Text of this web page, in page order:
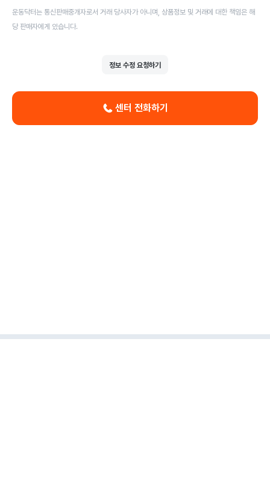
운동닥터는 통신판매중개자로서 거래 당사자가 아니며, 상품정보 및 거래에 대한 책임은 해
당 판매자에게 있습니다.
정보 수정 요청하기
센터 전화하기